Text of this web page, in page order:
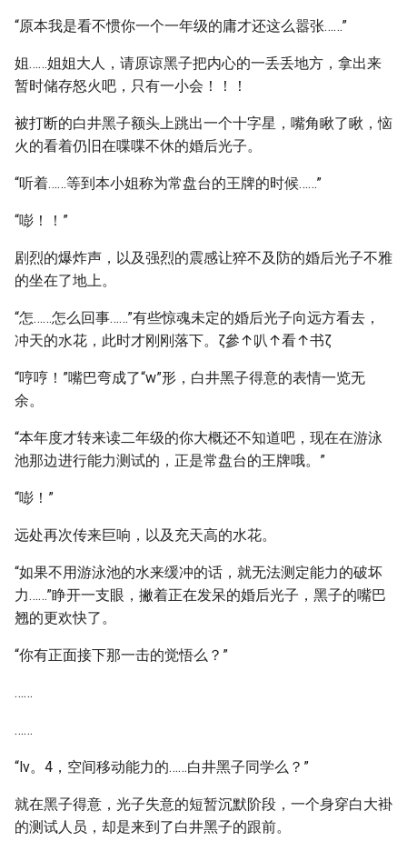
“原本我是看不惯你一个一年级的庸才还这么嚣张……”
姐……姐姐大人，请原谅黑子把内心的一丢丢地方，拿出来
暂时储存怒火吧，只有一小会！！！
被打断的白井黑子额头上跳出一个十字星，嘴角瞅了瞅，恼
火的看着仍旧在喋喋不休的婚后光子。
“听着……等到本小姐称为常盘台的王牌的时候……”
“嘭！！”
剧烈的爆炸声，以及强烈的震感让猝不及防的婚后光子不雅
的坐在了地上。
“怎……怎么回事……”有些惊魂未定的婚后光子向远方看去，
冲天的水花，此时才刚刚落下。ζ參↑叭↑看↑书ζ
“哼哼！”嘴巴弯成了“w”形，白井黑子得意的表情一览无
余。
“本年度才转来读二年级的你大概还不知道吧，现在在游泳
池那边进行能力测试的，正是常盘台的王牌哦。”
“嘭！”
远处再次传来巨响，以及充天高的水花。
“如果不用游泳池的水来缓冲的话，就无法测定能力的破坏
力……”睁开一支眼，撇着正在发呆的婚后光子，黑子的嘴巴
翘的更欢快了。
“你有正面接下那一击的觉悟么？”
……
……
“lv。4，空间移动能力的……白井黑子同学么？”
就在黑子得意，光子失意的短暂沉默阶段，一个身穿白大褂
的测试人员，却是来到了白井黑子的跟前。